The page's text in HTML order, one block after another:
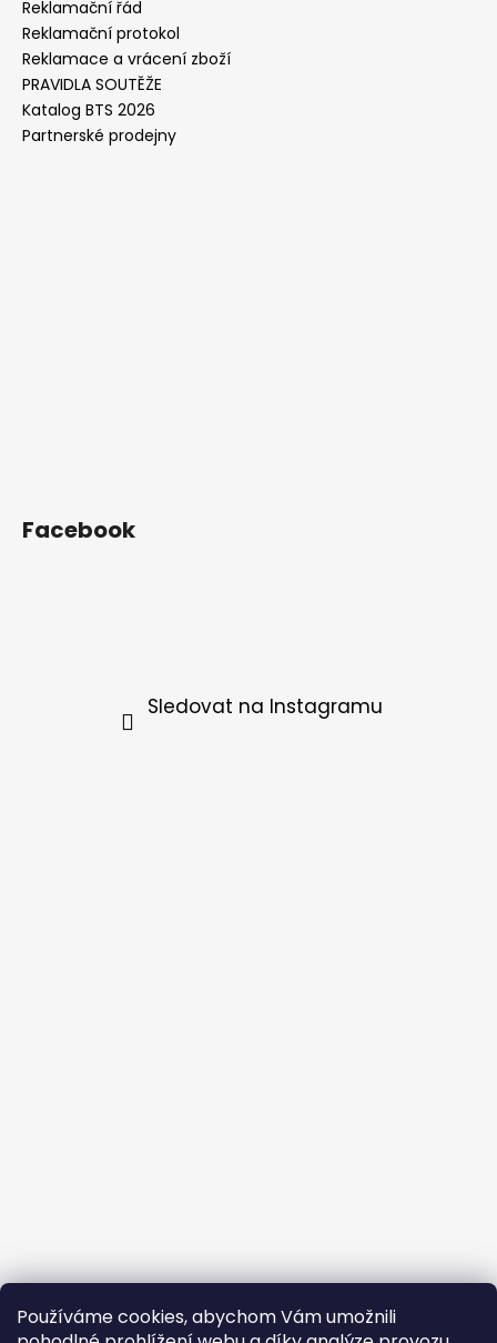
Používáme cookies, abychom Vám umožnili
Reklamační řád
Reklamační protokol
Reklamace a vrácení zboží
PRAVIDLA SOUTĚŽE
Katalog BTS 2026
Partnerské prodejny
Facebook
Sledovat na Instagramu